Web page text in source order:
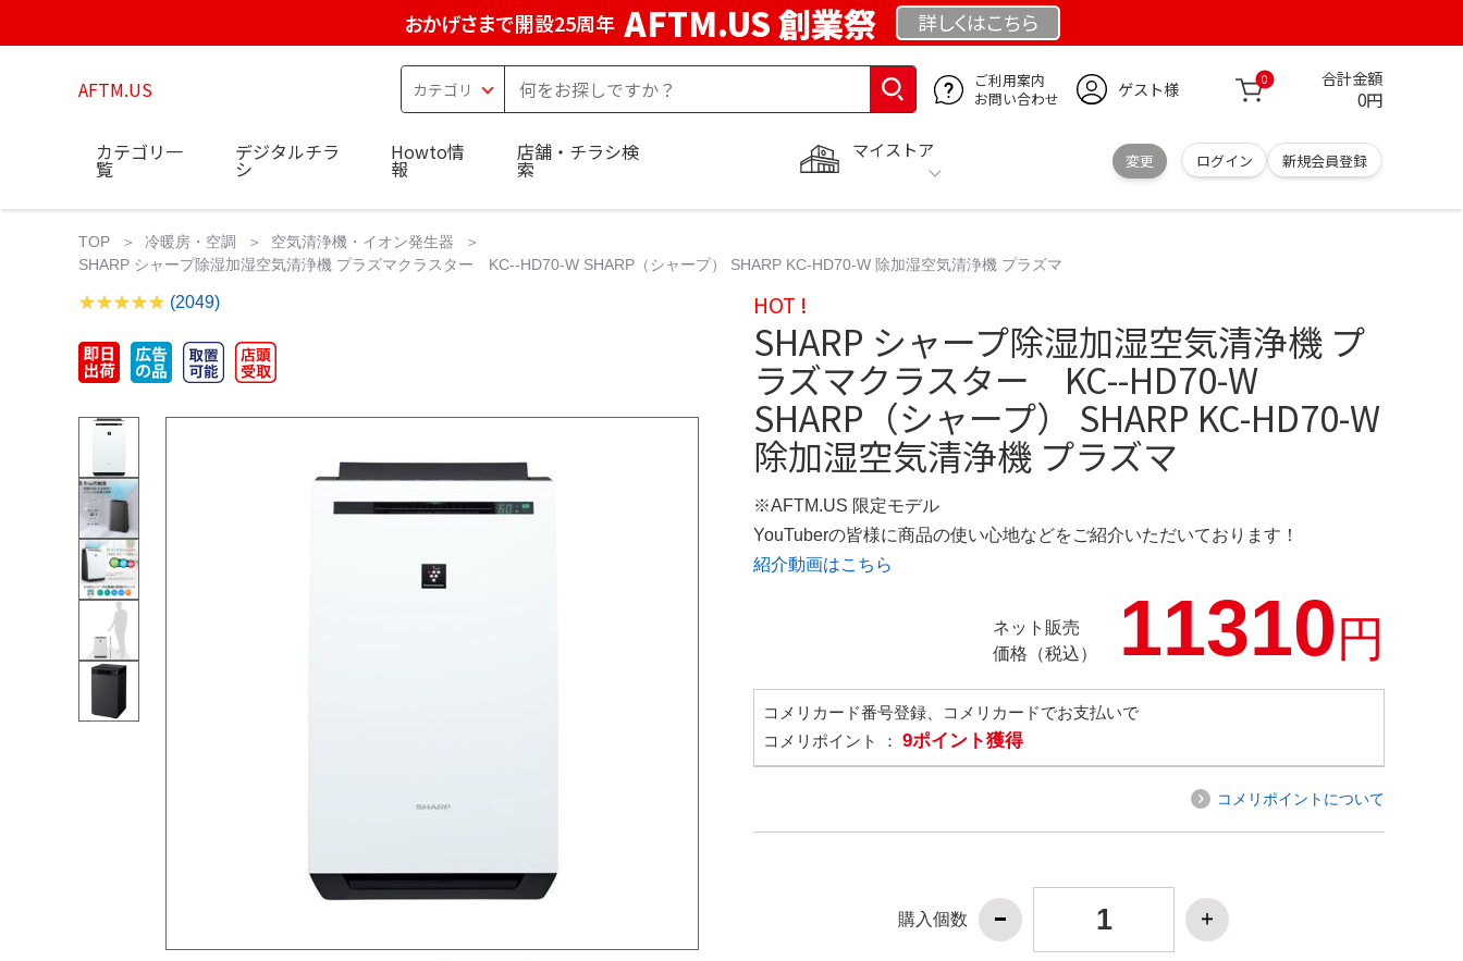
おかげさまで開設25周年 AFTM.US 創業祭 詳しくはこちら
AFTM.US
ご利用案内
お問い合わせ
ゲスト様 0 合計金額
0円
マイストア
変更 ログイン 新規会員登録
カテゴリ一
覧
デジタルチラ
シ
Howto情
報
店舗・チラシ検
索
TOP 冷暖房・空調
空気清浄機・イオン発生器
SHARP シャープ除湿加湿空気清浄機 プラズマクラスター KC--HD70-W SHARP（シャープ） SHARP KC-HD70-W 除加湿空気清浄機 プラズマ
(2049) HOT !
SHARP シャープ除湿加湿空気清浄機 プ
ラズマクラスター KC--HD70-W
SHARP（シャープ） SHARP KC-HD70-W
除加湿空気清浄機 プラズマ
※AFTM.US 限定モデル
YouTuberの皆様に商品の使い心地などをご紹介いただいております！
紹介動画はこちら
ネット販売
価格（税込）
11310円
コメリカード番号登録、コメリカードでお支払いで
コメリポイント ： 9ポイント獲得
コメリポイントについて
購入個数